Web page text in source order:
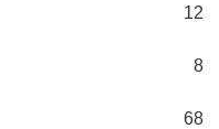
12
8
68